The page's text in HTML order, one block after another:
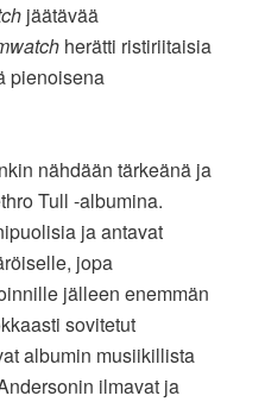
jäätävää
herätti ristiriitaisia
pienoisena
nähdään tärkeänä ja
Tull -albumina.
ja antavat
jopa
jälleen enemmän
sovitetut
albumin musiikillista
ilmavat ja